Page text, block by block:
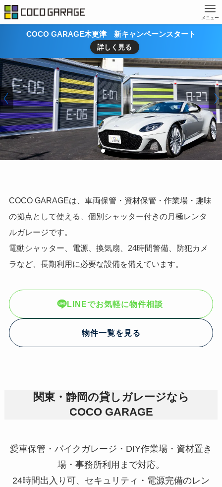
メニュー
COCO GARAGE木更津 新キャンペーンスタート
詳しく見る
COCO GARAGEは、車両保管・資材保管・作業場・趣味
の拠点として使える、個別シャッター付きの月極レンタ
ルガレージです。
電動シャッター、電源、換気扇、24時間警備、防犯カメ
ラなど、長期利用に必要な設備を備えています。
LINEでお気軽に物件相談
物件一覧を見る
関東・静岡の貸しガレージなら
COCO GARAGE
愛車保管・バイクガレージ・DIY作業場・資材置き
場・事務所利用まで対応。
24時間出入り可、セキュリティ・電源完備のレン